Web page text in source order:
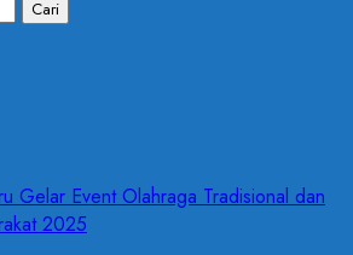
Gelar Event Olahraga Tradisional dan
2025